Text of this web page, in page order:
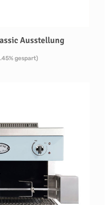
Ausstellung
gespart)